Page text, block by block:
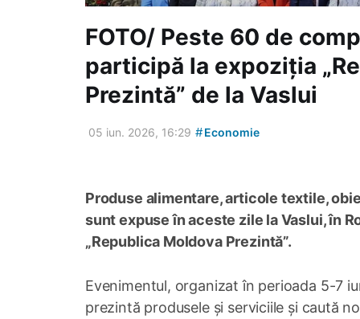
FOTO/ Peste 60 de
participă la expoziția
Prezintă” de la Vaslui
05 iun. 2026, 16:29 #Economie
Produse alimentare, articole textile,
sunt expuse în aceste zile la Vaslui, în
„Republica Moldova Prezintă”.
Evenimentul, organizat în perioada 5-7
prezintă produsele și serviciile și caută